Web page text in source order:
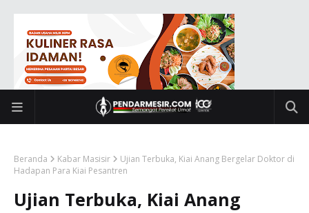
Beranda Kabar Masisir
Ujian Terbuka, Kiai Anang Bergelar Doktor di
Hadapan Para Kiai Pesantren
Ujian Terbuka, Kiai Anang